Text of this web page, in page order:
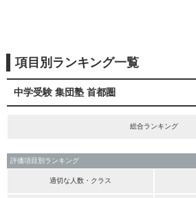
項目別ランキング一覧
中学受験 集団塾 首都圏
総合ランキング
評価項目別ランキング
適切な人数・クラス